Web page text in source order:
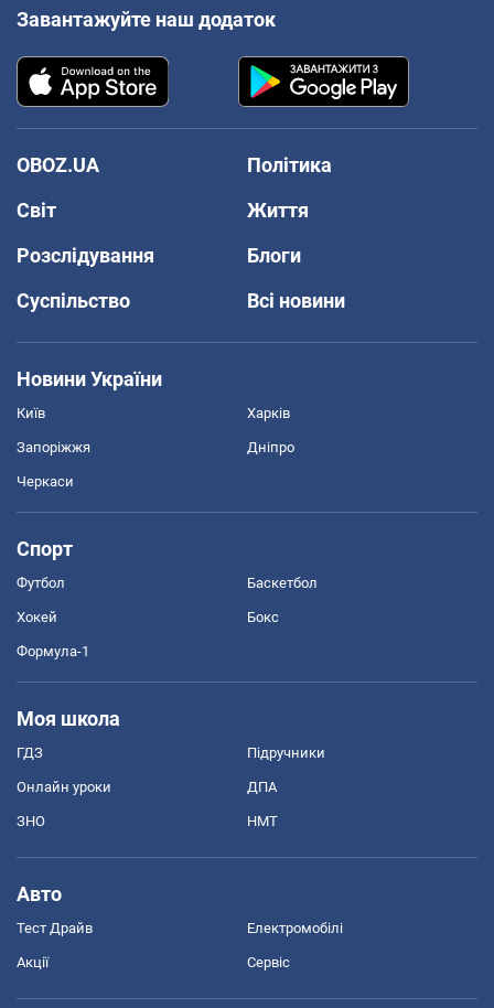
Завантажуйте наш додаток
OBOZ.UA
Політика
Світ
Життя
Розслідування
Блоги
Суспільство
Всі новини
Новини України
Київ Харків
Запоріжжя Дніпро
Черкаси
Спорт
Футбол Баскетбол
Хокей Бокс
Формула-1
Моя школа
ГДЗ Підручники
Онлайн уроки ДПА
ЗНО НМТ
Авто
Тест Драйв Електромобілі
Акції Сервіс